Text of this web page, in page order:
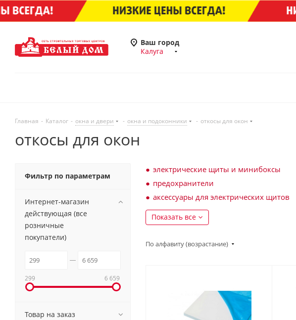
Ваш город
Калуга
Главная - Каталог - окна и двери - окна и подоконники - откосы для окон
откосы для окон
электрические щиты и минибоксы
предохранители
аксессуары для электрических щитов
Показать все
По алфавиту (возрастание)
Фильтр по параметрам
Интернет-магазин
действующая (все
розничные
покупатели)
299 6 659
Товар на заказ